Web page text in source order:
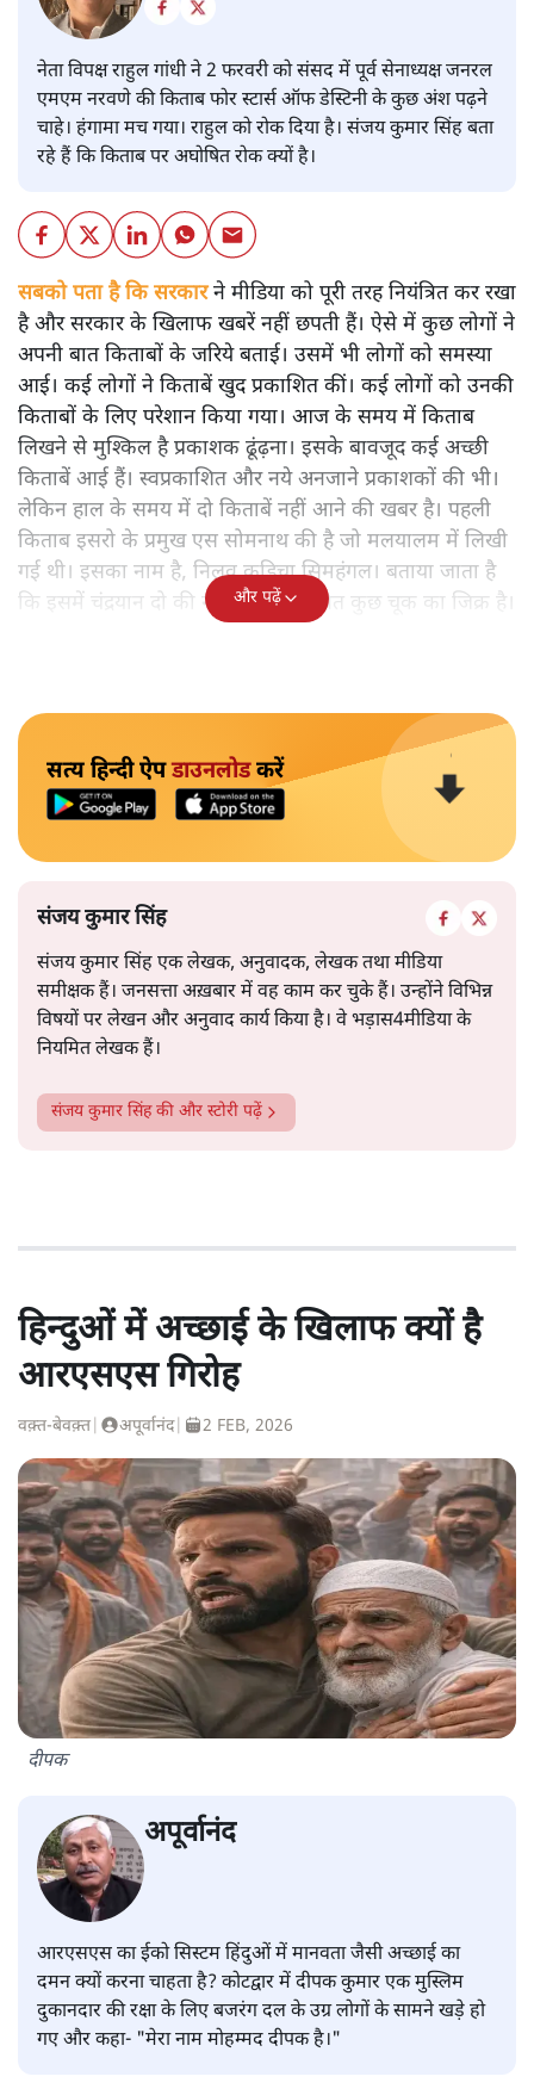
नेता विपक्ष राहुल गांधी ने 2 फरवरी को संसद में पूर्व सेनाध्यक्ष जनरल
एमएम नरवणे की किताब फोर स्टार्स ऑफ डेस्टिनी के कुछ अंश पढ़ने
चाहे। हंगामा मच गया। राहुल को रोक दिया है। संजय कुमार सिंह बता
रहे हैं कि किताब पर अघोषित रोक क्यों है।
सबको पता है कि सरकारने मीडिया को पूरी तरह नियंत्रित कर रखा
है और सरकार के खिलाफ खबरें नहीं छपती हैं। ऐसे में कुछ लोगों ने
अपनी बात किताबों के जरिये बताई। उसमें भी लोगों को समस्या
आई। कई लोगों ने किताबें खुद प्रकाशित कीं। कई लोगों को उनकी
किताबों के लिए परेशान किया गया। आज के समय में किताब
लिखने से मुश्किल है प्रकाशक ढूंढ़ना। इसके बावजूद कई अच्छी
किताबें आई हैं। स्वप्रकाशित और नये अनजाने प्रकाशकों की भी।
लेकिन हाल के समय में दो किताबें नहीं आने की खबर है। पहली
किताब इसरो के प्रमुख एस सोमनाथ की है जो मलयालम में लिखी
गई थी। इसका नाम है, निलवु कुडिचा सिमहंगल। बताया जाता है
कि इसमें चंद्रयान दो की नाकामी से संबंधित कुछ चूक का जिक्र है।
और पढ़ें
सत्य हिन्दी ऐपडाउनलोडकरें
संजय कुमार सिंह
संजय कुमार सिंह एक लेखक, अनुवादक, लेखक तथा मीडिया
समीक्षक हैं। जनसत्ता अख़बार में वह काम कर चुके हैं। उन्होंने विभिन्न
विषयों पर लेखन और अनुवाद कार्य किया है। वे भड़ास4मीडिया के
नियमित लेखक हैं।
संजय कुमार सिंहकी और स्टोरी पढ़ें
हिन्दुओं में अच्छाई के खिलाफ क्यों है
आरएसएस गिरोह
वक़्त-बेवक़्त अपूर्वानंद| 2 FEB, 2026
दीपक
अपूर्वानंद
आरएसएस का ईको सिस्टम हिंदुओं में मानवता जैसी अच्छाई का
दमन क्यों करना चाहता है? कोटद्वार में दीपक कुमार एक मुस्लिम
दुकानदार की रक्षा के लिए बजरंग दल के उग्र लोगों के सामने खड़े हो
गए और कहा- "मेरा नाम मोहम्मद दीपक है।"